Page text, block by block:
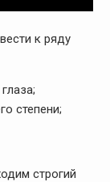
к ряду
степени;
строгий